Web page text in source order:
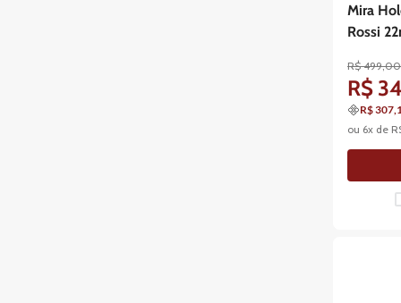
Mira
Rossi
R$ 499,00
R$
R$
ou 6x de